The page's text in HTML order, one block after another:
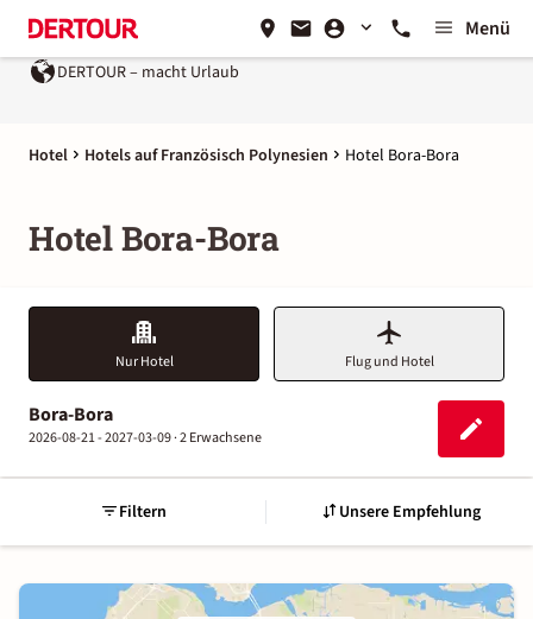
Menü
DERTOUR – macht Urlaub
Hotel Hotels auf Französisch Polynesien Hotel Bora-Bora
Hotel Bora-Bora
Nur Hotel Flug und Hotel
Bora-Bora
2026-08-21 - 2027-03-09 ·2 Erwachsene
Filtern Unsere Empfehlung